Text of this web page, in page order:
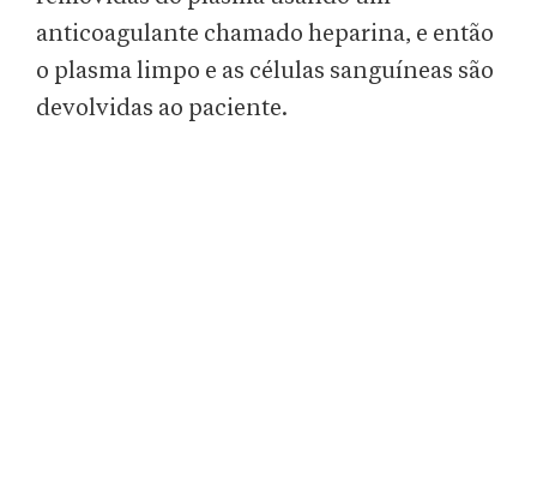
anticoagulante chamado heparina, e então
o plasma limpo e as células sanguíneas são
devolvidas ao paciente.